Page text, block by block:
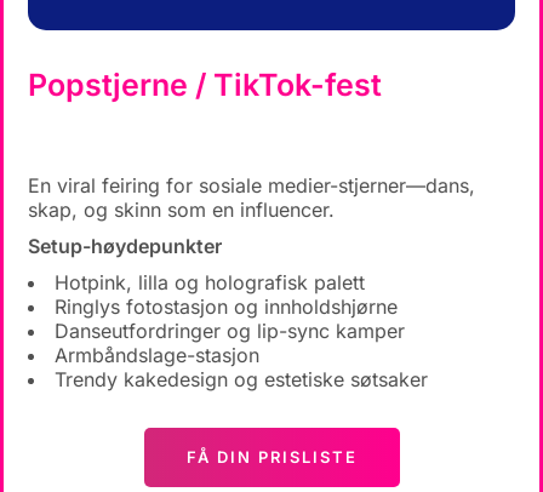
Popstjerne / TikTok-fest
En viral feiring for sosiale medier-stjerner—dans,
skap, og skinn som en influencer.
Setup-høydepunkter
Hotpink, lilla og holografisk palett
Ringlys fotostasjon og innholdshjørne
Danseutfordringer og lip-sync kamper
Armbåndslage-stasjon
Trendy kakedesign og estetiske søtsaker
FÅ DIN PRISLISTE